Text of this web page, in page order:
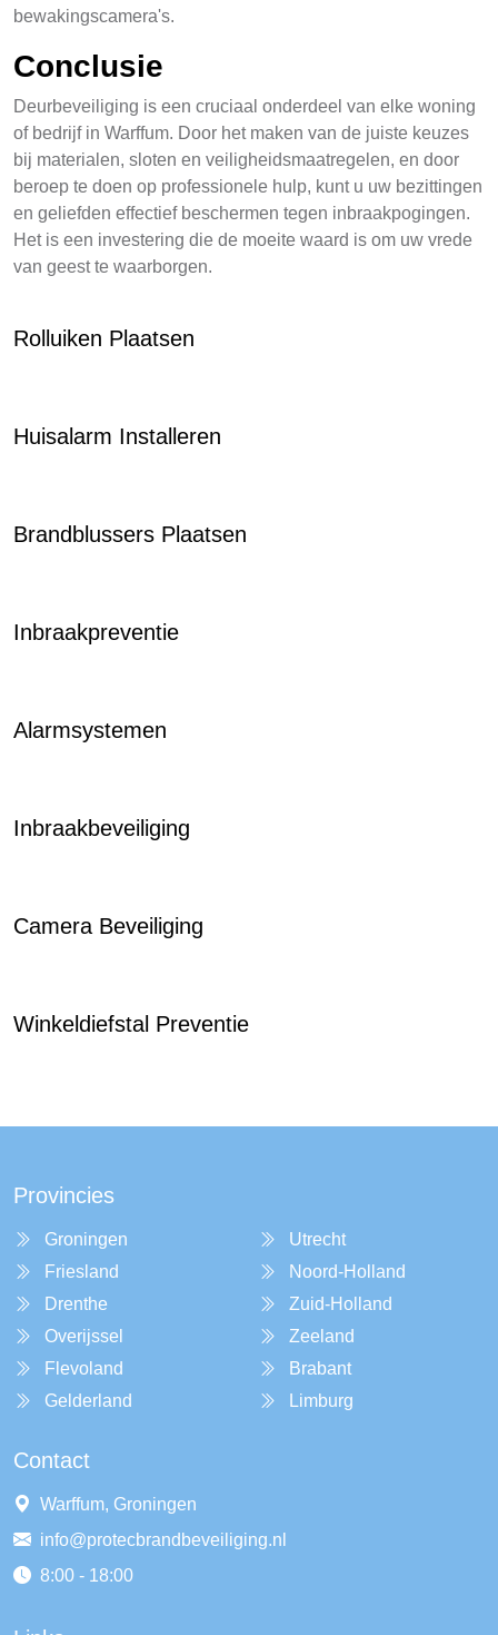
bewakingscamera's.
Conclusie
Deurbeveiliging is een cruciaal onderdeel van elke woning
of bedrijf in Warffum. Door het maken van de juiste keuzes
bij materialen, sloten en veiligheidsmaatregelen, en door
beroep te doen op professionele hulp, kunt u uw bezittingen
en geliefden effectief beschermen tegen inbraakpogingen.
Het is een investering die de moeite waard is om uw vrede
van geest te waarborgen.
Rolluiken Plaatsen
Huisalarm Installeren
Brandblussers Plaatsen
Inbraakpreventie
Alarmsystemen
Inbraakbeveiliging
Camera Beveiliging
Winkeldiefstal Preventie
Provincies
Groningen
Friesland
Drenthe
Overijssel
Flevoland
Gelderland
Utrecht
Noord-Holland
Zuid-Holland
Zeeland
Brabant
Limburg
Contact
Warffum, Groningen
info@protecbrandbeveiliging.nl
8:00 - 18:00